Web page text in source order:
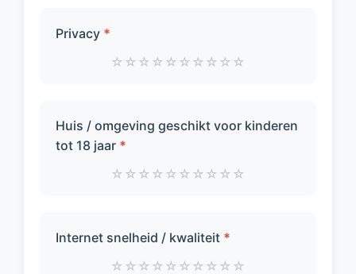
Privacy *
☆ ☆ ☆ ☆ ☆ ☆ ☆ ☆ ☆ ☆
Huis / omgeving geschikt voor kinderen
tot 18 jaar *
☆ ☆ ☆ ☆ ☆ ☆ ☆ ☆ ☆ ☆
Internet snelheid / kwaliteit *
☆ ☆ ☆ ☆ ☆ ☆ ☆ ☆ ☆ ☆